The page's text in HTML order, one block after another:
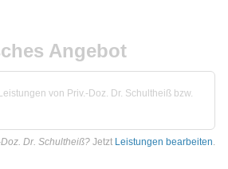
Angebot
von Priv.-Doz. Dr. Schultheiß bzw.
Dr. Schultheiß? Jetzt Leistungen bearbeiten.